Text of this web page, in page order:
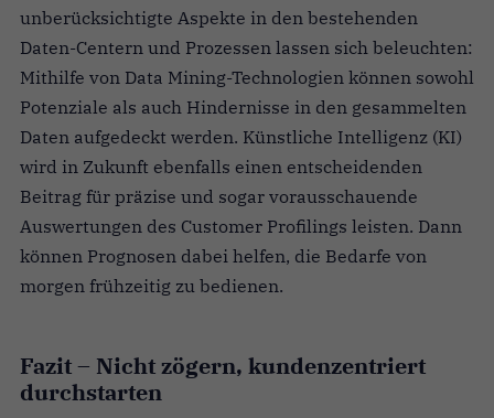
unberücksichtigte Aspekte in den bestehenden
Daten-Centern und Prozessen lassen sich beleuchten:
Mithilfe von Data Mining-Technologien können sowohl
Potenziale als auch Hindernisse in den gesammelten
Daten aufgedeckt werden. Künstliche Intelligenz (KI)
wird in Zukunft ebenfalls einen entscheidenden
Beitrag für präzise und sogar vorausschauende
Auswertungen des Customer Profilings leisten. Dann
können Prognosen dabei helfen, die Bedarfe von
morgen frühzeitig zu bedienen.
Fazit – Nicht zögern, kundenzentriert
durchstarten